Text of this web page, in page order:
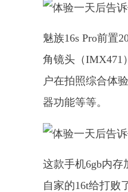
魅族16s Pro前置
角镜头（IMX471
户在拍照综合体
器功能等等。
这款手机6gb内存
自家的16t给打败